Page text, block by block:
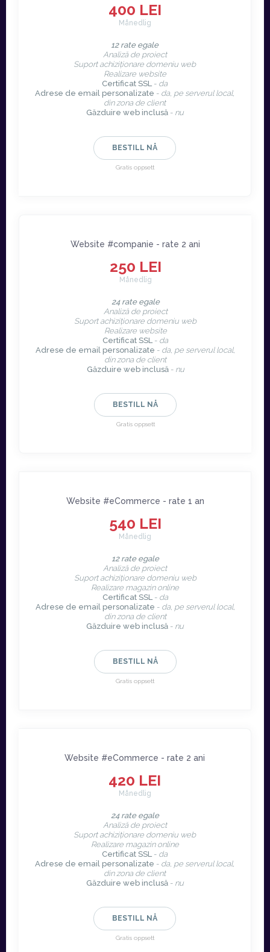
400 LEI
Månedlig
12 rate egale
Analiză de proiect
Suport achiziționare domeniu web
Realizare website
Certificat SSL - da
Adrese de email personalizate - da, pe serverul local,
din zona de client
Găzduire web inclusă- nu
BESTILL NÅ
Gratis oppsett
Website #companie - rate 2 ani
250 LEI
Månedlig
24 rate egale
Analiză de proiect
Suport achiziționare domeniu web
Realizare website
Certificat SSL - da
Adrese de email personalizate - da, pe serverul local,
din zona de client
Găzduire web inclusă- nu
BESTILL NÅ
Gratis oppsett
Website #eCommerce - rate 1 an
540 LEI
Månedlig
12 rate egale
Analiză de proiect
Suport achiziționare domeniu web
Realizare magazin online
Certificat SSL- da
Adrese de email personalizate - da, pe serverul local,
din zona de client
Găzduire web inclusă - nu
BESTILL NÅ
Gratis oppsett
Website #eCommerce - rate 2 ani
420 LEI
Månedlig
24 rate egale
Analiză de proiect
Suport achiziționare domeniu web
Realizare magazin online
Certificat SSL - da
Adrese de email personalizate - da, pe serverul local,
din zona de client
Găzduire web inclusă- nu
BESTILL NÅ
Gratis oppsett